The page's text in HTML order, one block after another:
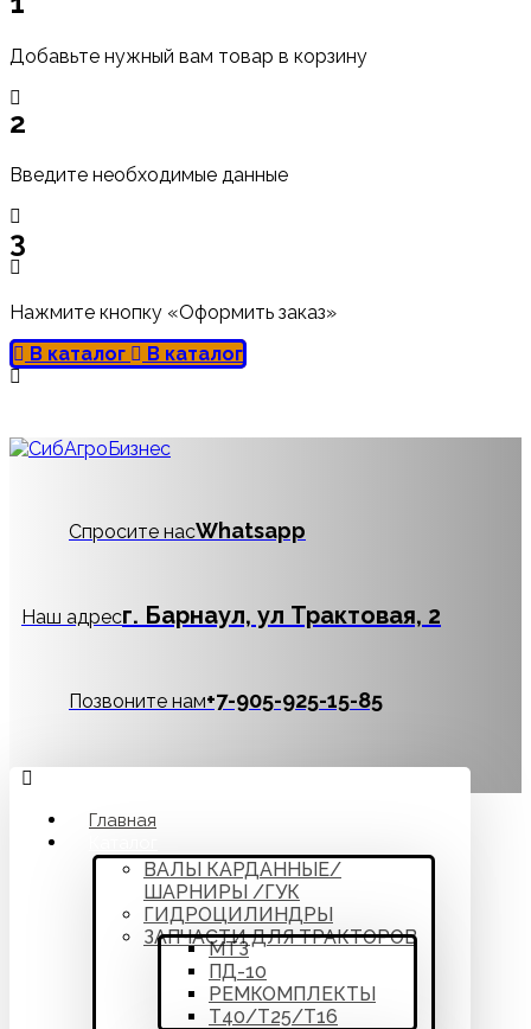
Добавьте нужный вам товар в корзину
2
Введите необходимые данные
3
Нажмите кнопку «Оформить заказ»
В каталог
В каталог
Спросите насWhatsapp
Наш адресг. Барнаул, ул Трактовая, 2
Позвоните нам‪+7-905-925-15-85
Главная
ВАЛЫ КАРДАННЫЕ/
ШАРНИРЫ /ГУК
ГИДРОЦИЛИНДРЫ
ЗАПЧАСТИ ДЛЯ ТРАКТОРОВ
МТЗ
ПД-10
РЕМКОМПЛЕКТЫ
Т40/Т25/Т16